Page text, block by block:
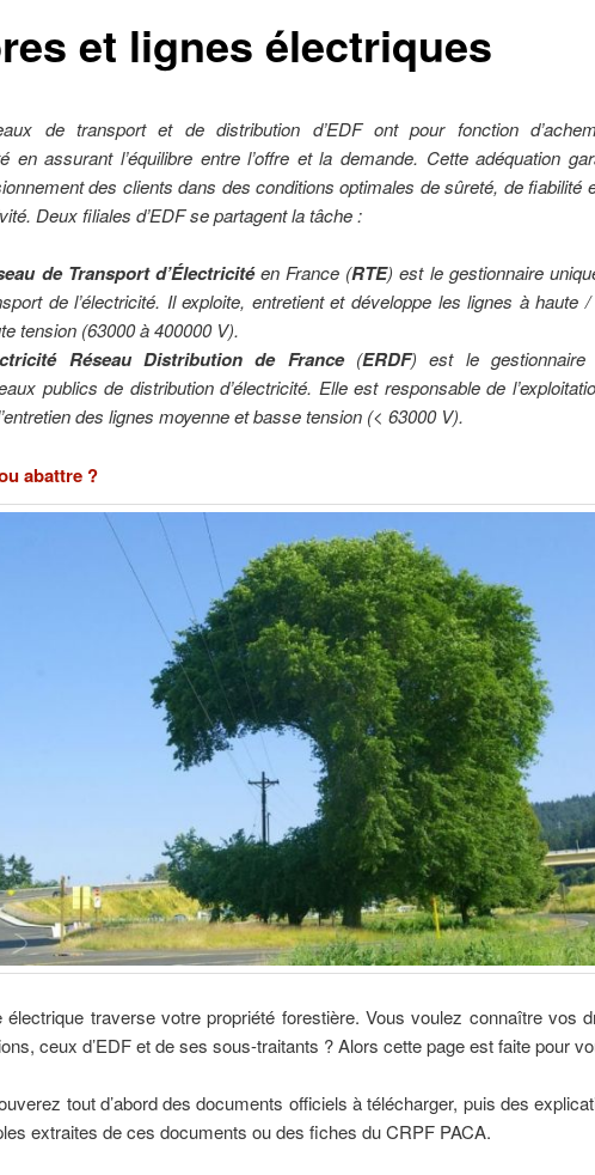
et lignes électriques
de transport et de distribution d’EDF ont pour fonction
en assurant l’équilibre entre l’offre et la demande. Cette adéquation
des clients dans des conditions optimales de sûreté, de fiabilité
Deux filiales d’EDF se partagent la tâche :
de Transport d’Électricitéen France (RTE) est le gestionnaire
de l’électricité. Il exploite, entretient et développe les lignes à haute /
tension (63000 à 400000 V).
Réseau Distribution de France(ERDF) est le gestionnaire
publics de distribution d’électricité. Elle est responsable de
des lignes moyenne et basse tension (< 63000 V).
abattre ?
électrique traverse votre propriété forestière. Vous voulez connaître vos
ceux d’EDF et de ses sous-traitants ? Alors cette page est faite pour
tout d’abord des documents officiels à télécharger, puis des
extraites de ces documents ou des fiches du CRPF PACA.